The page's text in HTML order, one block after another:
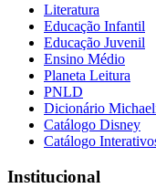
Literatura
Educação Infantil
Educação Juvenil
Ensino Médio
Planeta Leitura
PNLD
Dicionário
Catálogo Disney
Catálogo
Institucional